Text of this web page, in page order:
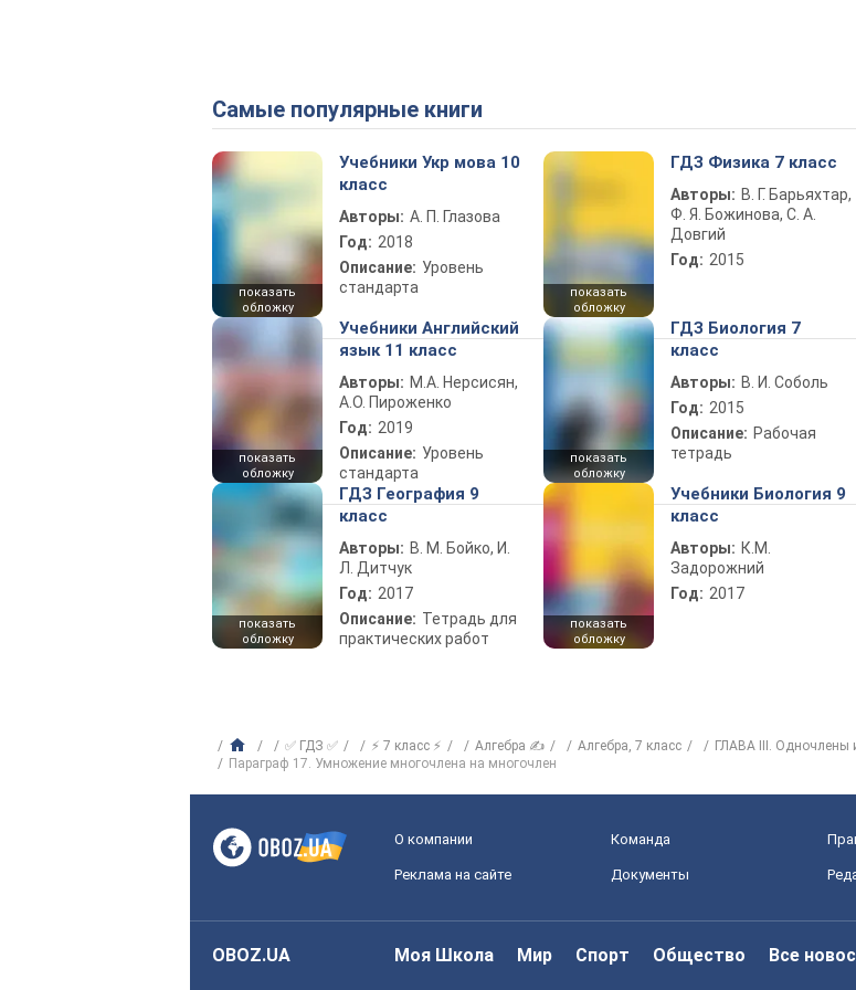
Самые популярные книги
показать
обложку
Учебники Укр мова 10
класс
Авторы: А. П. Глазова
Год: 2018
Описание: Уровень
стандарта
показать
обложку
ГДЗ Физика 7 класс
Авторы: В. Г. Барьяхтар,
Ф. Я. Божинова, С. А.
Довгий
Год: 2015
показать
обложку
Учебники Английский
язык 11 класс
Авторы: М.А. Нерсисян,
А.О. Пироженко
Год: 2019
Описание: Уровень
стандарта
показать
обложку
ГДЗ Биология 7
класс
Авторы: В. И. Соболь
Год: 2015
Описание: Рабочая
тетрадь
показать
обложку
ГДЗ География 9
класс
Авторы: В. М. Бойко, И.
Л. Дитчук
Год: 2017
Описание: Тетрадь для
практических работ
показать
обложку
Учебники Биология 9
класс
Авторы: К.М.
Задорожний
Год: 2017
✅ ГДЗ ✅ ⚡ 7 класс ⚡ Алгебра ✍ Алгебра, 7 класс
ГЛАВА ІІІ.
Параграф 17. Умножение многочлена на многочлен
О компании Команда
Реклама на сайте Документы
OBOZ.UA Моя Школа Мир Спорт Общество Все